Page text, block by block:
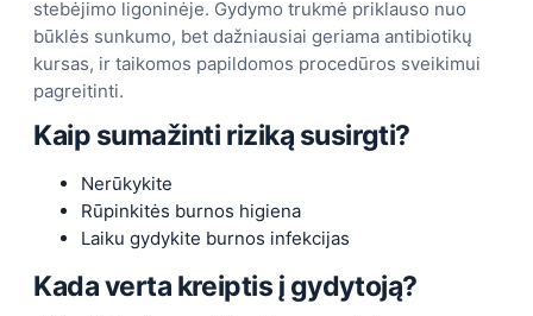
stebėjimo ligoninėje. Gydymo trukmė priklauso nuo
būklės sunkumo, bet dažniausiai geriama antibiotikų
kursas, ir taikomos papildomos procedūros sveikimui
pagreitinti.
Kaip sumažinti riziką susirgti?
Nerūkykite
Rūpinkitės burnos higiena
Laiku gydykite burnos infekcijas
Kada verta kreiptis į gydytoją?